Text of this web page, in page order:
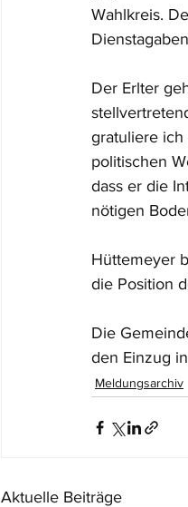
Wahlkreis.
Der Erlter
gratuliere
politischen
dass er die
nötigen
Hüttemeyer
die Position
Die
den Einzug
Meldungsarchiv
Aktuelle Beiträge